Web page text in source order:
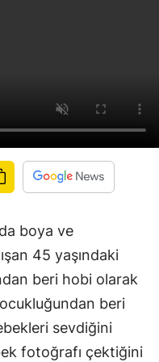
boya ve
45 yaşındaki
beri hobi olarak
beri
sevdiğini
fotoğrafı çektiğini